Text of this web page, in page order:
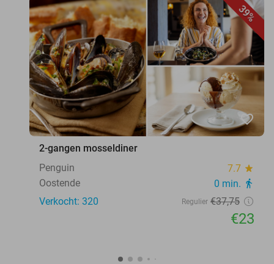
39%
favorite_border
2-gangen mosseldiner
Penguin
7.7 star
Oostende 0 min. directions_walk
Verkocht: 320 Regulier €37,75
€23